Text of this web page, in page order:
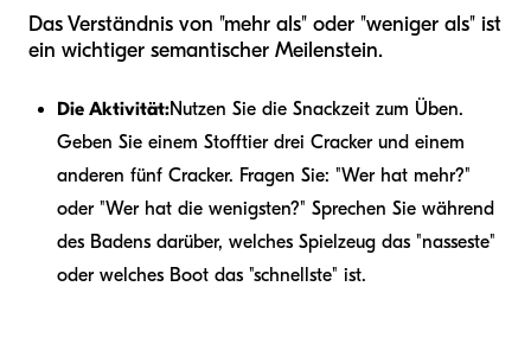
Das Verständnis von "mehr als" oder "weniger als" ist
ein wichtiger semantischer Meilenstein.
Die Aktivität:Nutzen Sie die Snackzeit zum Üben.
Geben Sie einem Stofftier drei Cracker und einem
anderen fünf Cracker. Fragen Sie: "Wer hat mehr?"
oder "Wer hat die wenigsten?" Sprechen Sie während
des Badens darüber, welches Spielzeug das "nasseste"
oder welches Boot das "schnellste" ist.